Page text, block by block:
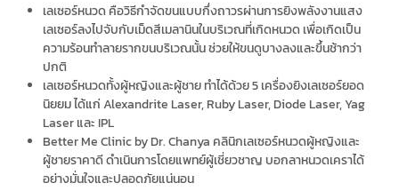
เลเซอร์หนวด คือวิธีกำจัดขนแบบกึ่งถาวรผ่านการยิงพลังงานแสง
เลเซอร์ลงไปจับกับเม็ดสีเมลานินในบริเวณที่เกิดหนวด เพื่อเกิดเป็น
ความร้อนทำลายรากขนบริเวณนั้น ช่วยให้ขนดูบางลงและขึ้นช้ากว่า
ปกติ
เลเซอร์หนวดทั้งผู้หญิงและผู้ชายทำได้ด้วย 5 เครื่องยิงเลเซอร์ยอด
นิยยม ได้แก่ Alexandrite Laser, Ruby Laser, Diode Laser, Yag
Laser และ IPL
Better Me Clinic by Dr. Chanya คลินิกเลเซอร์หนวดผู้หญิงและ
ผู้ชายราคาดี ดำเนินการโดยแพทย์ผู้เชี่ยวชาญ บอกลาหนวดเคราได้
อย่างมั่นใจและปลอดภัยแน่นอน